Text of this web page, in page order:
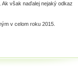
však naďalej nejaký odkaz
v celom roku 2015.